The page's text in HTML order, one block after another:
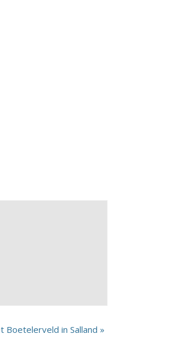
Boetelerveld in Salland »